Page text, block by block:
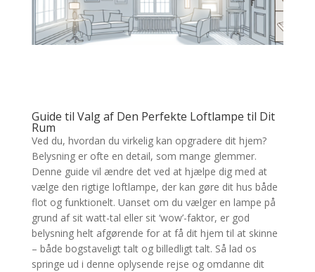
Guide til Valg af Den Perfekte Loftlampe til Dit
Rum
Ved du, hvordan du virkelig kan opgradere dit hjem?
Belysning er ofte en detail, som mange glemmer.
Denne guide vil ændre det ved at hjælpe dig med at
vælge den rigtige loftlampe, der kan gøre dit hus både
flot og funktionelt. Uanset om du vælger en lampe på
grund af sit watt-tal eller sit ‘wow’-faktor, er god
belysning helt afgørende for at få dit hjem til at skinne
– både bogstaveligt talt og billedligt talt. Så lad os
springe ud i denne oplysende rejse og omdanne dit